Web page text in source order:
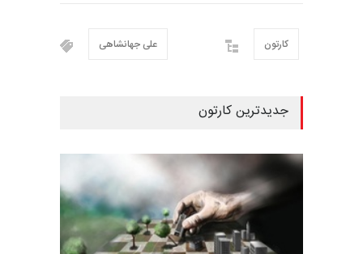
علی جهانشاهی کارتون
جدیدترین کارتون